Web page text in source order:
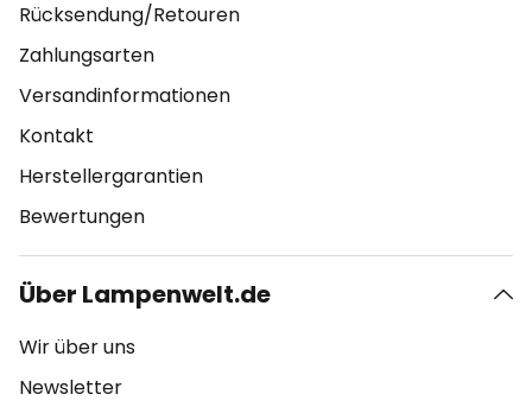
Rücksendung/Retouren
Zahlungsarten
Versandinformationen
Kontakt
Herstellergarantien
Bewertungen
Über Lampenwelt.de
Wir über uns
Newsletter